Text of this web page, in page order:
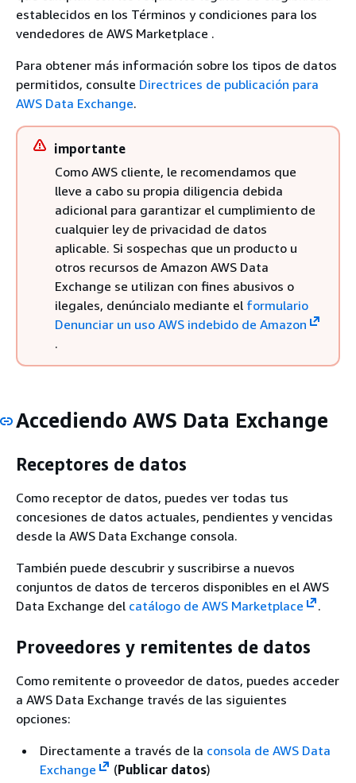
establecidos en los Términos y condiciones para los
vendedores de AWS Marketplace .
Para obtener más información sobre los tipos de datos
permitidos, consulte Directrices de publicación para
AWS Data Exchange.
importante
Como AWS cliente, le recomendamos que
lleve a cabo su propia diligencia debida
adicional para garantizar el cumplimiento de
cualquier ley de privacidad de datos
aplicable. Si sospechas que un producto u
otros recursos de Amazon AWS Data
Exchange se utilizan con fines abusivos o
ilegales, denúncialo mediante el formulario
Denunciar un uso AWS indebido de Amazon
.
Accediendo AWS Data Exchange
Receptores de datos
Como receptor de datos, puedes ver todas tus
concesiones de datos actuales, pendientes y vencidas
desde la AWS Data Exchange consola.
También puede descubrir y suscribirse a nuevos
conjuntos de datos de terceros disponibles en el AWS
Data Exchange del catálogo de AWS Marketplace .
Proveedores y remitentes de datos
Como remitente o proveedor de datos, puedes acceder
a AWS Data Exchange través de las siguientes
opciones:
Directamente a través de la consola de AWS Data
Exchange
(Publicar datos)